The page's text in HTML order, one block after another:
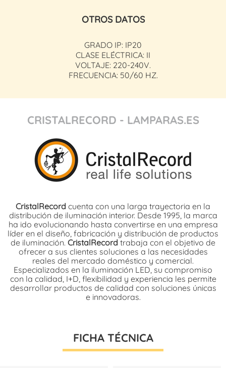
OTROS DATOS
GRADO IP: IP20
CLASE ELÉCTRICA: II
VOLTAJE: 220-240V.
FRECUENCIA: 50/60 HZ.
CRISTALRECORD - LAMPARAS.ES
CristalRecord cuenta con una larga trayectoria en la
distribución de iluminación interior. Desde 1995, la marca
ha ido evolucionando hasta convertirse en una empresa
líder en el diseño, fabricación y distribución de productos
de iluminación. CristalRecord trabaja con el objetivo de
ofrecer a sus clientes soluciones a las necesidades
reales del mercado doméstico y comercial.
Especializados en la iluminación LED, su compromiso
con la calidad, I+D, flexibilidad y experiencia les permite
desarrollar productos de calidad con soluciones únicas
e innovadoras.
FICHA TÉCNICA